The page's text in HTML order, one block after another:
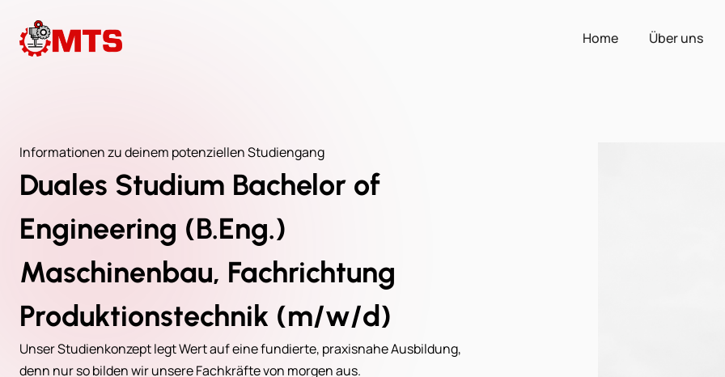
Home Über uns
Informationen zu deinem potenziellen Studiengang
Duales Studium Bachelor of
Engineering (B.Eng.)
Maschinenbau, Fachrichtung
Produktionstechnik (m/w/d)
Unser Studienkonzept legt Wert auf eine fundierte, praxisnahe Ausbildung,
denn nur so bilden wir unsere Fachkräfte von morgen aus.